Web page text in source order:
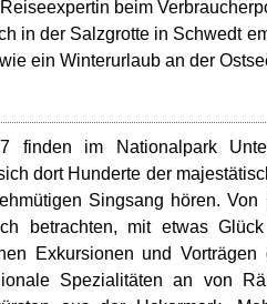
beim
in der Salzgrotte in Schwedt
ein Winterurlaub an der
im Nationalpark
dort Hunderte der
Singsang hören.
betrachten, mit etwas
Exkursionen und
Spezialitäten an von